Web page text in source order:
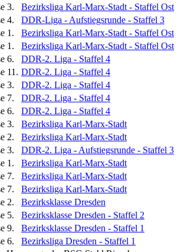
3.
Bezirksliga Karl-Marx-Stadt - Staffel Ost
4.
DDR-Liga - Aufstiegsrunde - Staffel 3
1.
Bezirksliga Karl-Marx-Stadt - Staffel Ost
1.
Bezirksliga Karl-Marx-Stadt - Staffel Ost
6.
DDR-2. Liga - Staffel 4
11. DDR-2. Liga - Staffel 4
3.
DDR-2. Liga - Staffel 4
7.
DDR-2. Liga - Staffel 4
6.
DDR-2. Liga - Staffel 4
3.
Bezirksliga Karl-Marx-Stadt
2.
Bezirksliga Karl-Marx-Stadt
3.
DDR-2. Liga - Aufstiegsrunde - Staffel 3
1.
Bezirksliga Karl-Marx-Stadt
7.
Bezirksliga Karl-Marx-Stadt
7.
Bezirksliga Karl-Marx-Stadt
2.
Bezirksklasse Dresden
5.
Bezirksklasse Dresden - Staffel 2
9.
Bezirksklasse Dresden - Staffel 1
6.
Bezirksliga Dresden - Staffel 1